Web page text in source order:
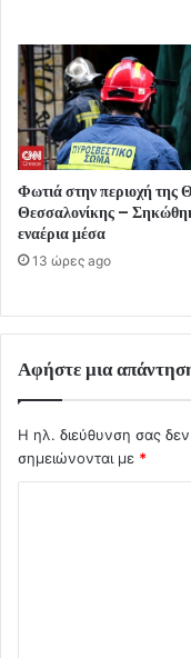
Φωτιά στην περιοχή της
Θεσσαλονίκης –
εναέρια μέσα
13 ώρες ago
Αφήστε μια
Η ηλ. διεύθυνση σας δεν
σημειώνονται με *